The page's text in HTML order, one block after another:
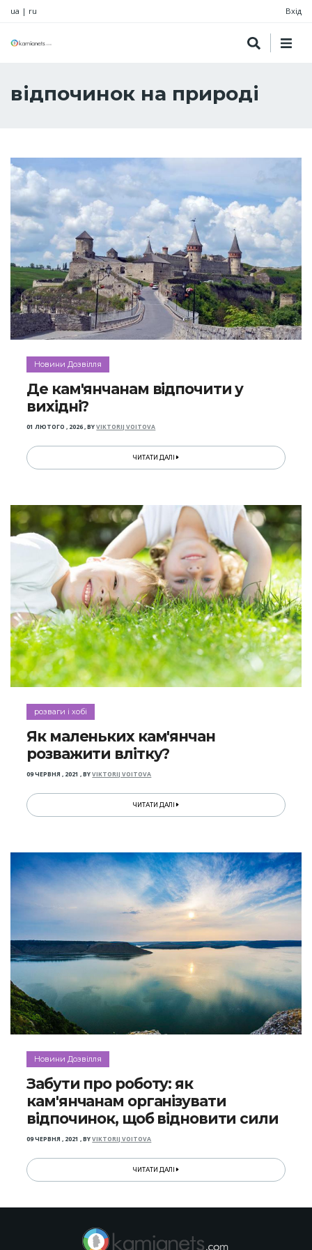
ua | ru Вхід
відпочинок на природі
Новини Дозвілля
Де кам'янчанам відпочити у
вихідні?
01 ЛЮТОГО , 2026,BYVIKTORIJ VOITOVA
ЧИТАТИ ДАЛІ
розваги і хобі
Як маленьких кам'янчан
розважити влітку?
09 ЧЕРВНЯ , 2021 ,BYVIKTORIJ VOITOVA
ЧИТАТИ ДАЛІ
Новини Дозвілля
Забути про роботу: як
кам'янчанам організувати
відпочинок, щоб відновити сили
09 ЧЕРВНЯ , 2021 ,BYVIKTORIJ VOITOVA
ЧИТАТИ ДАЛІ